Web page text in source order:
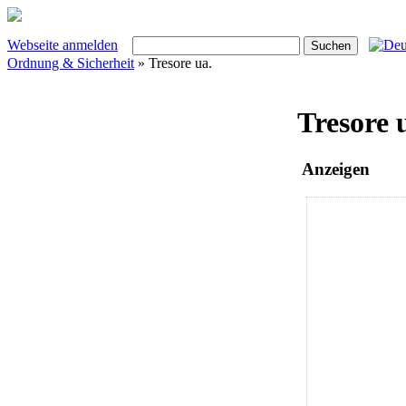
Webseite anmelden
Ordnung & Sicherheit » Tresore ua.
Tresore
Anzeigen